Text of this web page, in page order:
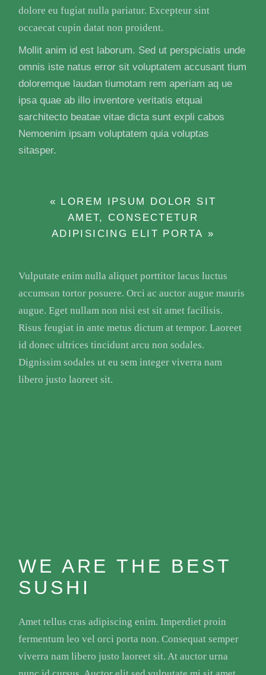
dolore eu fugiat nulla pariatur. Excepteur sint
occaecat cupin datat non proident.
Mollit anim id est laborum. Sed ut perspiciatis unde
omnis iste natus error sit voluptatem accusant tium
doloremque laudan tiumotam rem aperiam aq ue
ipsa quae ab illo inventore veritatis etquai
sarchitecto beatae vitae dicta sunt expli cabos
Nemoenim ipsam voluptatem quia voluptas
sitasper.
« LOREM IPSUM DOLOR SIT
AMET, CONSECTETUR
ADIPISICING ELIT PORTA »
Vulputate enim nulla aliquet porttitor lacus luctus
accumsan tortor posuere. Orci ac auctor augue mauris
augue. Eget nullam non nisi est sit amet facilisis.
Risus feugiat in ante metus dictum at tempor. Laoreet
id donec ultrices tincidunt arcu non sodales.
Dignissim sodales ut eu sem integer viverra nam
libero justo laoreet sit.
WE ARE THE BEST
SUSHI
Amet tellus cras adipiscing enim. Imperdiet proin
fermentum leo vel orci porta non. Consequat semper
viverra nam libero justo laoreet sit. At auctor urna